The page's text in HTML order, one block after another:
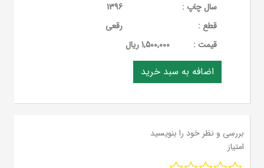
سال چاپ :
1396
قطع :
رقعی
قيمت :
1,500,000 ریال
بررسی و نظر خود را بنویسید
امتیاز